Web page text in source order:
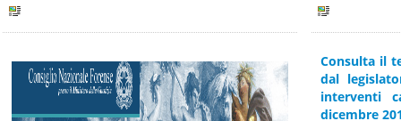
Consulta il
dal
interventi
dicembre